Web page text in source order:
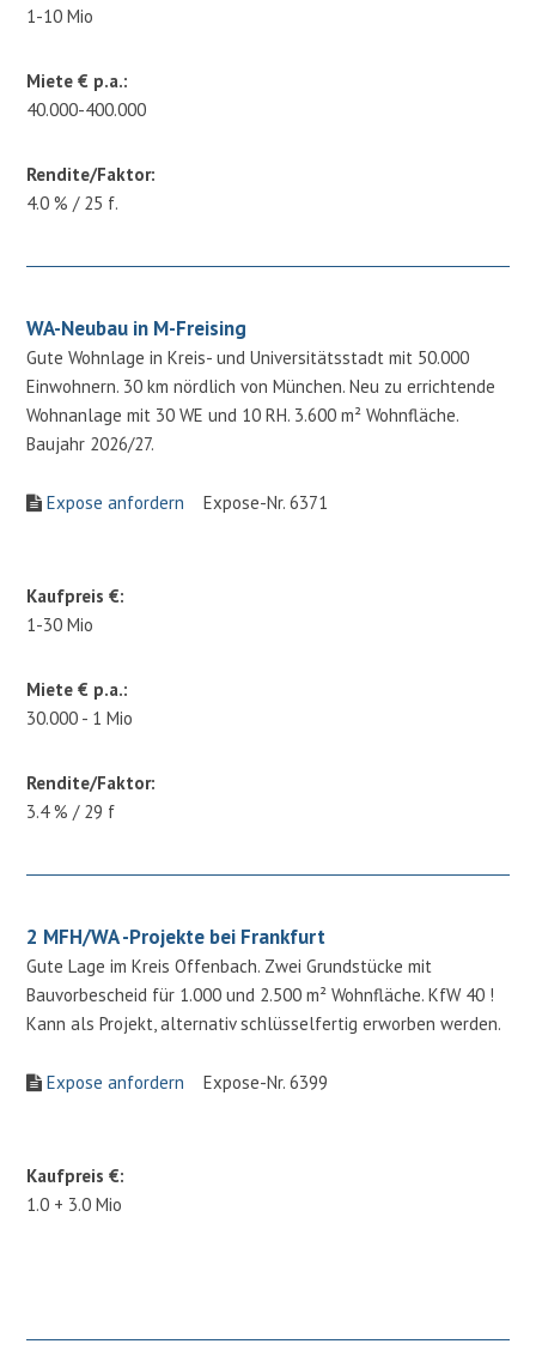
1-10 Mio
Miete € p.a.:
40.000-400.000
Rendite/Faktor:
4.0 % / 25 f.
WA-Neubau in M-Freising
Gute Wohnlage in Kreis- und Universitätsstadt mit 50.000
Einwohnern. 30 km nördlich von München. Neu zu errichtende
Wohnanlage mit 30 WE und 10 RH. 3.600 m² Wohnfläche.
Baujahr 2026/27.
Expose anfordern Expose-Nr. 6371
Kaufpreis €:
1-30 Mio
Miete € p.a.:
30.000 - 1 Mio
Rendite/Faktor:
3.4 % / 29 f
2 MFH/WA -Projekte bei Frankfurt
Gute Lage im Kreis Offenbach. Zwei Grundstücke mit
Bauvorbescheid für 1.000 und 2.500 m² Wohnfläche. KfW 40 !
Kann als Projekt, alternativ schlüsselfertig erworben werden.
Expose anfordern Expose-Nr. 6399
Kaufpreis €:
1.0 + 3.0 Mio